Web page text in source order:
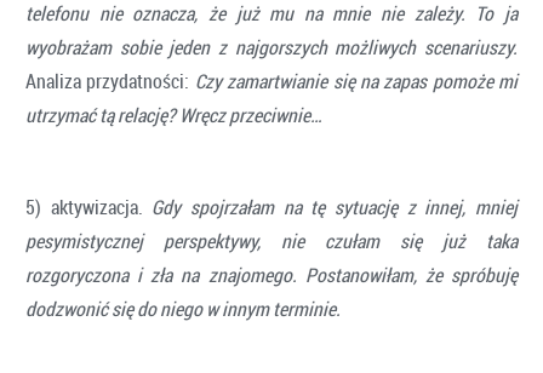
telefonu nie oznacza, że już mu na mnie nie zależy. To ja
wyobrażam sobie jeden z najgorszych możliwych scenariuszy.
Analiza przydatności: Czy zamartwianie się na zapas pomoże mi
utrzymać tą relację? Wręcz przeciwnie…
5) aktywizacja. Gdy spojrzałam na tę sytuację z innej, mniej
pesymistycznej perspektywy, nie czułam się już taka
rozgoryczona i zła na znajomego. Postanowiłam, że spróbuję
dodzwonić się do niego w innym terminie.